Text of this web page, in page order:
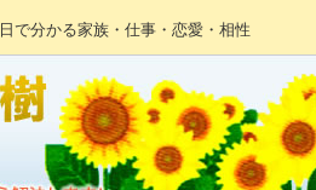
で分かる家族・仕事・恋愛・相性